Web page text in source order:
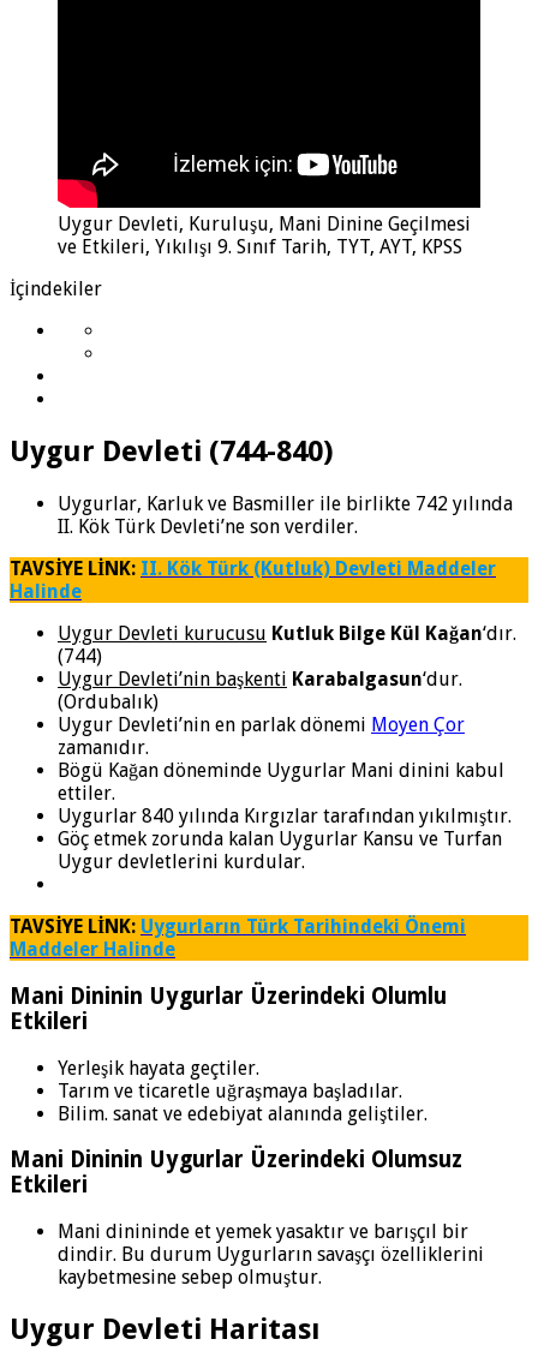
Uygur Devleti, Kuruluşu, Mani Dinine Geçilmesi
ve Etkileri, Yıkılışı 9. Sınıf Tarih, TYT, AYT, KPSS
İçindekiler
Uygur Devleti (744-840)
Uygurlar, Karluk ve Basmiller ile birlikte 742 yılında
II. Kök Türk Devleti’ne son verdiler.
TAVSİYE LİNK: II. Kök Türk (Kutluk) Devleti Maddeler
Halinde
Uygur Devleti kurucusu Kutluk Bilge Kül Kağan‘dır.
(744)
Uygur Devleti’nin başkenti Karabalgasun‘dur.
(Ordubalık)
Uygur Devleti’nin en parlak dönemi Moyen Çor
zamanıdır.
Bögü Kağan döneminde Uygurlar Mani dinini kabul
ettiler.
Uygurlar 840 yılında Kırgızlar tarafından yıkılmıştır.
Göç etmek zorunda kalan Uygurlar Kansu ve Turfan
Uygur devletlerini kurdular.
TAVSİYE LİNK: Uygurların Türk Tarihindeki Önemi
Maddeler Halinde
Mani Dininin Uygurlar Üzerindeki Olumlu
Etkileri
Yerleşik hayata geçtiler.
Tarım ve ticaretle uğraşmaya başladılar.
Bilim. sanat ve edebiyat alanında geliştiler.
Mani Dininin Uygurlar Üzerindeki Olumsuz
Etkileri
Mani dinininde et yemek yasaktır ve barışçıl bir
dindir. Bu durum Uygurların savaşçı özelliklerini
kaybetmesine sebep olmuştur.
Uygur Devleti Haritası